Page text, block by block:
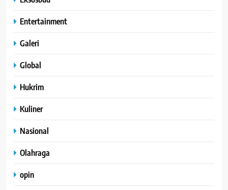
Entertainment
Galeri
Global
Hukrim
Kuliner
Nasional
Olahraga
opin